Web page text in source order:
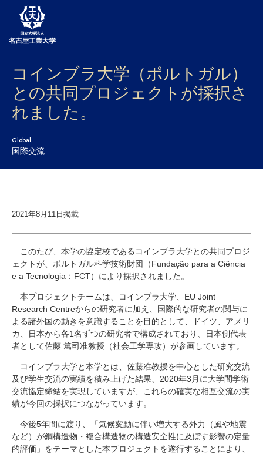
大学案内
学部・大学院・センター
入試
学生生活
研究・教員Navi
受験生 在学生
卒業生
企業・研究者
地域・一般
寄附のお願い
コインブラ大学（ポルトガル）
との共同プロジェクトが採択さ
れました。
Global
国際交流
2021年8月11日掲載
このたび、本学の協定校であるコインブラ大学との共同プロジ
ェクトが、ポルトガル科学技術財団（Fundação para a Ciência
e a Tecnologia ： FCT）により採択されました。
本プロジェクトチームは、コインブラ大学、 EU Joint
Research Centreからの研究者に加え、国際的な研究者の関与に
よる諸外国の動きを意識することを目的として、ドイツ、アメリ
カ、日本から各1名ずつの研究者で構成されており、日本側代表
者として佐藤 篤司准教授（社会工学専攻）が参画しています。
コインブラ大学と本学とは、佐藤准教授を中心とした研究交流
及び学生交流の実績を積み上げた結果、 2020年3 月に大学間学術
交流協定締結を実現していますが、これらの確実な相互交流の実
績が今回の採択につながっています。
今後5年間に渡り、「気候変動に伴い増大する外力（風や地震
など）が鋼構造物・複合構造物の構造安全性に及ぼす影響の定量
的評価」をテーマとした本プロジェクトを遂行することにより、